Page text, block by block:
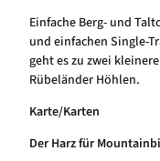
Einfache Berg- und
und einfachen Single-
geht es zu zwei
Rübeländer Höhlen.
Karte/Karten
Der Harz für